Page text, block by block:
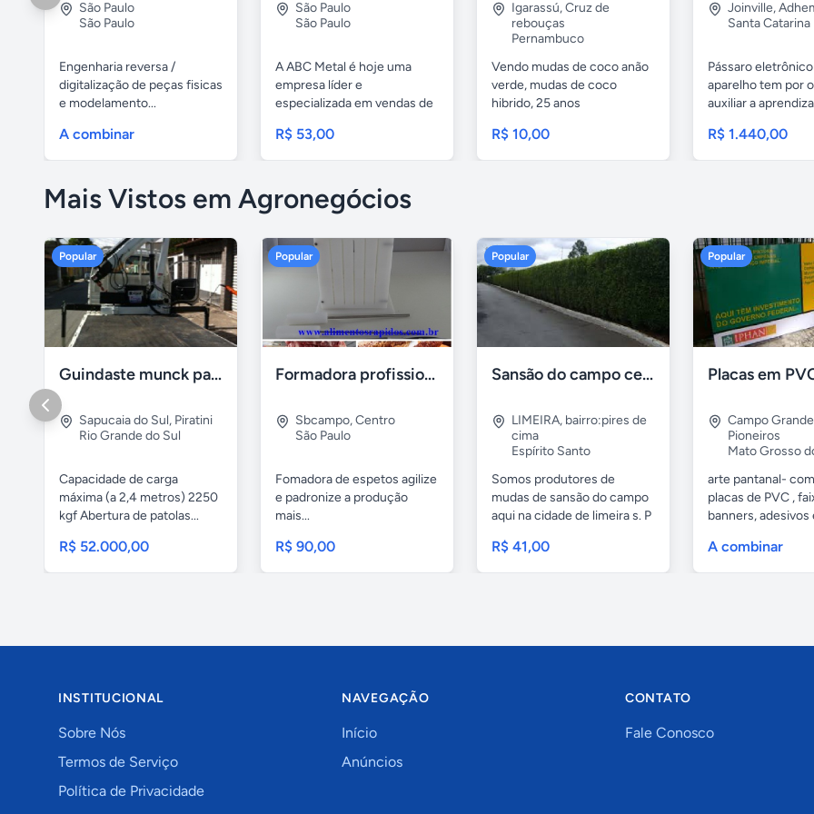
São Paulo
São Paulo
Engenharia reversa /
digitalização de peças fisicas
e modelamento...
A combinar
São Paulo
São Paulo
A ABC Metal é hoje uma
empresa líder e
especializada em vendas de
R$ 53,00
Igarassú,Cruz de
rebouças
Pernambuco
Vendo mudas de coco anão
verde, mudas de coco
hibrido, 25 anos
R$ 10,00
Joinville,
Santa Catarina
Pássaro
aparelho tem por
auxiliar a
R$ 1.440,00
Mais Vistos em Agronegócios
Popular
Guindaste munck para 2 toneladas
Sapucaia do Sul, Piratini
Rio Grande do Sul
Capacidade de carga
máxima (a 2,4 metros) 2250
kgf Abertura de patolas...
R$ 52.000,00
Popular
Formadora profissional carne
Sbcampo,Centro
São Paulo
Fomadora de espetos agilize
e padronize a produção
mais...
R$ 90,00
Popular
Sansão do campo cerca viva por 0,65 á muda
LIMEIRA, bairro:pires de
cima
Espírito Santo
Somos produtores de
mudas de sansão do campo
aqui na cidade de limeira s. P
R$ 41,00
Popular
Campo Grande
Pioneiros
Mato Grosso
arte pantanal-
placas de PVC ,
banners, adesivos
A combinar
INSTITUCIONAL
Sobre Nós
Termos de Serviço
Política de Privacidade
NAVEGAÇÃO
Início
Anúncios
CONTATO
Fale Conosco